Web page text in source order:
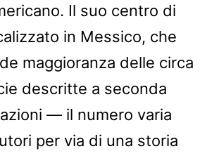
Il suo centro di
in Messico, che
maggioranza delle circa
descritte a seconda
— il numero varia
per via di una storia